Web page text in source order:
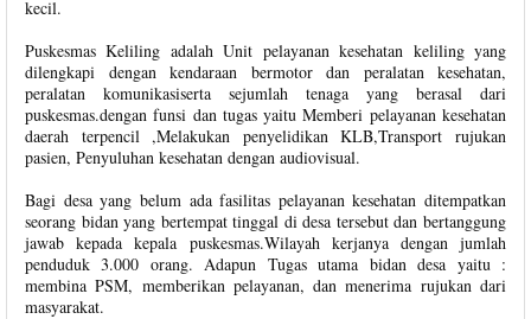
kecil.
Puskesmas Keliling adalah Unit pelayanan kesehatan keliling yang
dilengkapi dengan kendaraan bermotor dan peralatan kesehatan,
peralatan komunikasiserta sejumlah tenaga yang berasal dari
puskesmas.dengan funsi dan tugas yaitu Memberi pelayanan kesehatan
daerah terpencil ,Melakukan penyelidikan KLB,Transport rujukan
pasien, Penyuluhan kesehatan dengan audiovisual.
Bagi desa yang belum ada fasilitas pelayanan kesehatan ditempatkan
seorang bidan yang bertempat tinggal di desa tersebut dan bertanggung
jawab kepada kepala puskesmas.Wilayah kerjanya dengan jumlah
penduduk 3.000 orang. Adapun Tugas utama bidan desa yaitu :
membina PSM, memberikan pelayanan, dan menerima rujukan dari
masyarakat.